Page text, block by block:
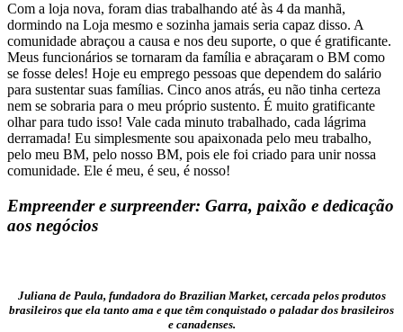
Com a loja nova, foram dias trabalhando até às 4 da manhã,
dormindo na Loja mesmo e sozinha jamais seria capaz disso. A
comunidade abraçou a causa e nos deu suporte, o que é gratificante.
Meus funcionários se tornaram da família e abraçaram o BM como
se fosse deles! Hoje eu emprego pessoas que dependem do salário
para sustentar suas famílias. Cinco anos atrás, eu não tinha certeza
nem se sobraria para o meu próprio sustento. É muito gratificante
olhar para tudo isso! Vale cada minuto trabalhado, cada lágrima
derramada! Eu simplesmente sou apaixonada pelo meu trabalho,
pelo meu BM, pelo nosso BM, pois ele foi criado para unir nossa
comunidade. Ele é meu, é seu, é nosso!
Empreender e surpreender: Garra, paixão e dedicação
aos negócios
Juliana de Paula, fundadora do Brazilian Market, cercada pelos produtos
brasileiros que ela tanto ama e que têm conquistado o paladar dos brasileiros
e canadenses.